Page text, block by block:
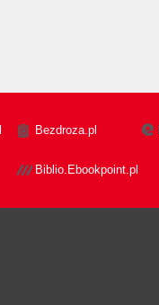
Bezdroza.pl
Biblio.Ebookpoint.pl